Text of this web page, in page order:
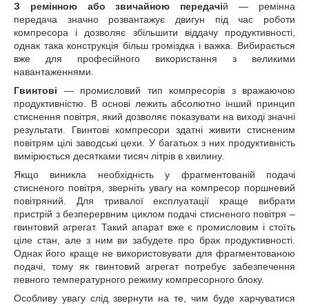
З ремінною або звичайною передачій ― ремінна
передача значно розвантажує двигун під час роботи
компресора і дозволяє збільшити віддачу продуктивності,
однак така конструкція більш громіздка і важка. Вибирається
вже для професійного використання з великими
навантаженнями.
Гвинтові ― промисловий тип компресорів з вражаючою
продуктивністю. В основі лежить абсолютно інший принцип
стиснення повітря, який дозволяє показувати на виході значні
результати. Гвинтові компресори здатні живити стисненим
повітрям цілі заводські цехи. У багатьох з них продуктивність
вимірюється десятками тисяч літрів в хвилину.
Якщо виникла необхідність у фрагментованій подачі
стисненого повітря, зверніть увагу на компресор поршневий
повітряний. Для тривалої експлуатації краще вибрати
пристрій з безперервним циклом подачі стисненого повітря –
гвинтовий агрегат. Такий апарат вже є промисловим і стоїть
ціле стан, але з ним ви забудете про брак продуктивності.
Однак його краще не використовувати для фрагментованою
подачі, тому як гвинтовий агрегат потребує забезпечення
певного температурного режиму компресорного блоку.
Особливу увагу слід звернути на те, чим буде харчуватися